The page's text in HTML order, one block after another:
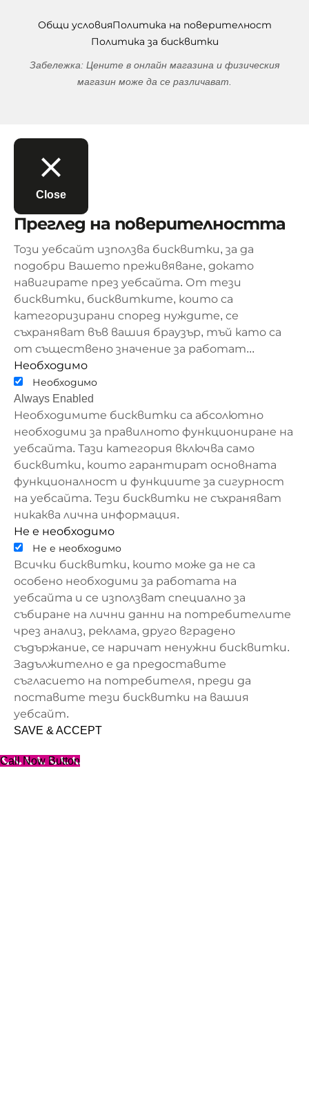
Общи условияПолитика на поверителност
Политика за бисквитки
Забележка: Цените в онлайн магазина и физическия
магазин може да се различават.
Close
Преглед на поверителността
Този уебсайт използва бисквитки, за да
подобри Вашето преживяване, докато
навигирате през уебсайта. От тези
бисквитки, бисквитките, които са
категоризирани според нуждите, се
съхраняват във вашия браузър, тъй като са
от съществено значение за работат...
Необходимо
Необходимо
Always Enabled
Необходимите бисквитки са абсолютно
необходими за правилното функциониране на
уебсайта. Тази категория включва само
бисквитки, които гарантират основната
функционалност и функциите за сигурност
на уебсайта. Тези бисквитки не съхраняват
никаква лична информация.
Не е необходимо
Не е необходимо
Всички бисквитки, които може да не са
особено необходими за работата на
уебсайта и се използват специално за
събиране на лични данни на потребителите
чрез анализ, реклама, друго вградено
съдържание, се наричат ​​ненужни бисквитки.
Задължително е да предоставите
съгласието на потребителя, преди да
поставите тези бисквитки на вашия
уебсайт.
SAVE & ACCEPT
Call Now Button